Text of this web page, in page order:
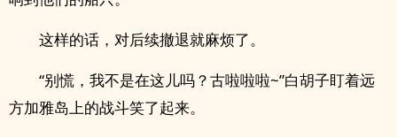
这样的话，对后续撤退就麻烦了。
“别慌，我不是在这儿吗？古啦啦啦~”白胡子盯着远
方加雅岛上的战斗笑了起来。